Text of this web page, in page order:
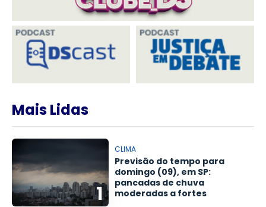
Mais Lidas
1
CLIMA
Previsão do tempo para
domingo (09), em SP:
pancadas de chuva
moderadas a fortes